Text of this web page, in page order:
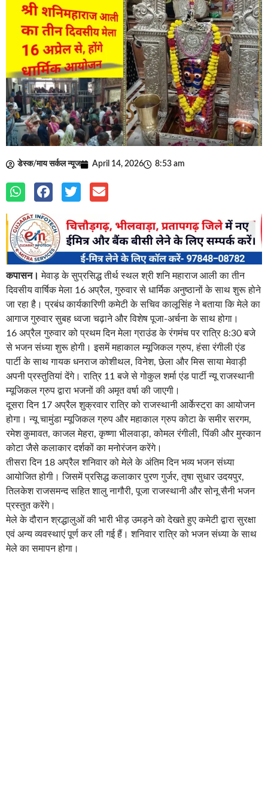
डेस्क/माय सर्कल न्यूज April 14, 2026 8:53 am
कपासन। मेवाड़ के सुप्रसिद्ध तीर्थ स्थल श्री शनि महाराज आली का तीन
दिवसीय वार्षिक मेला 16 अप्रैल, गुरुवार से धार्मिक अनुष्ठानों के साथ शुरू होने
जा रहा है। प्रबंध कार्यकारिणी कमेटी के सचिव कालूसिंह ने बताया कि मेले का
आगाज गुरुवार सुबह ध्वजा चढ़ाने और विशेष पूजा-अर्चना के साथ होगा।
16 अप्रैल गुरुवार को प्रथम दिन मेला ग्राउंड के रंगमंच पर रात्रि 8:30 बजे
से भजन संध्या शुरू होगी। इसमें महाकाल म्यूजिकल ग्रुप, हंसा रंगीली एंड
पार्टी के साथ गायक धनराज कोशीथल, विनेश, छेला और मिस साया मेवाड़ी
अपनी प्रस्तुतियां देंगे। रात्रि 11 बजे से गोकुल शर्मा एंड पार्टी न्यू राजस्थानी
म्यूजिकल ग्रुप द्वारा भजनों की अमृत वर्षा की जाएगी।
दूसरा दिन 17 अप्रैल शुक्रवार रात्रि को राजस्थानी आर्केस्ट्रा का आयोजन
होगा। न्यू चामुंडा म्यूजिकल ग्रुप और महाकाल ग्रुप कोटा के समीर सरगम,
रमेश कुमावत, काजल मेहरा, कृष्णा भीलवाड़ा, कोमल रंगीली, पिंकी और मुस्कान
कोटा जैसे कलाकार दर्शकों का मनोरंजन करेंगे।
तीसरा दिन 18 अप्रैल शनिवार को मेले के अंतिम दिन भव्य भजन संध्या
आयोजित होगी। जिसमें प्रसिद्ध कलाकार पुरण गुर्जर, तृषा सुधार उदयपुर,
तिलकेश राजसमन्द सहित शालु नागौरी, पूजा राजस्थानी और सोनू सैनी भजन
प्रस्तुत करेंगे।
मेले के दौरान श्रद्धालुओं की भारी भीड़ उमड़ने को देखते हुए कमेटी द्वारा सुरक्षा
एवं अन्य व्यवस्थाएं पूर्ण कर ली गई हैं। शनिवार रात्रि को भजन संध्या के साथ
मेले का समापन होगा।